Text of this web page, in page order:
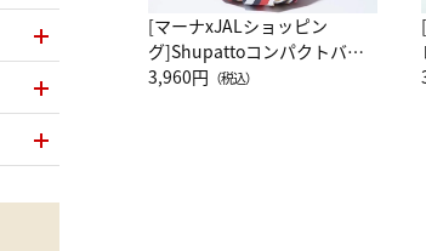
[マーナxJALショッピン
グ]Shupattoコンパクトバッ
グ Drop JAL客室乗務員
3,960円 （税込）